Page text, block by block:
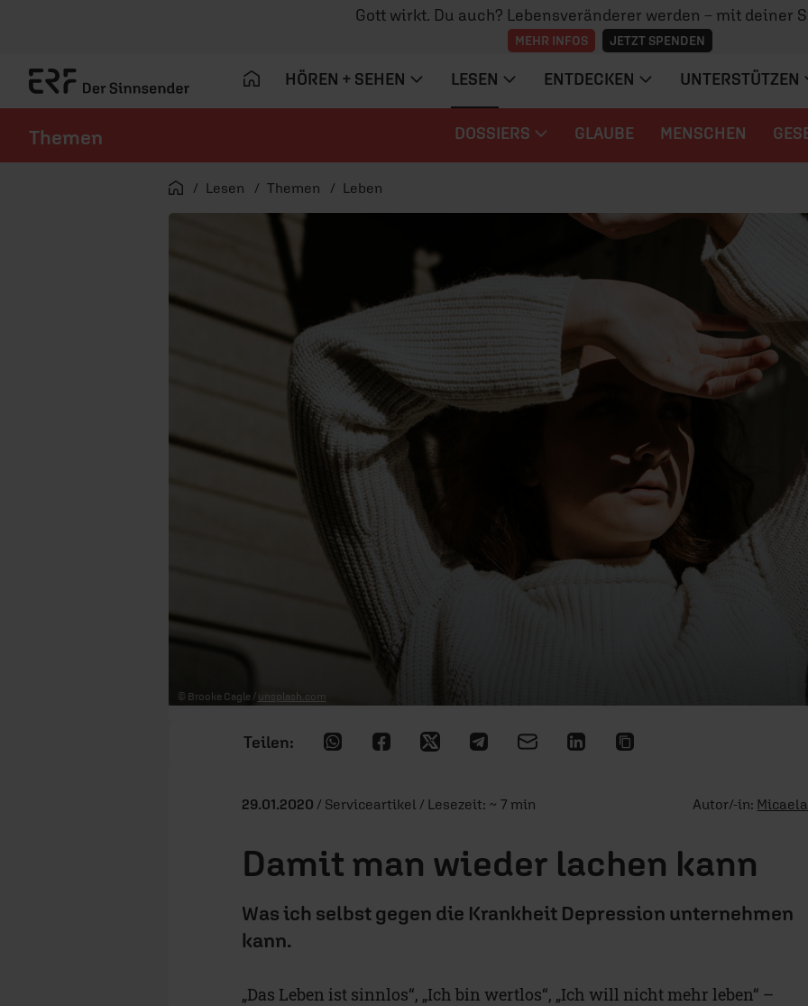
Gott wirkt. Du auch? Lebensveränderer werden – mit deiner
MEHR INFOS JETZT SPENDEN
HÖREN + SEHEN LESEN ENTDECKEN UNTERSTÜTZEN
Themen DOSSIERS GLAUBE MENSCHEN
Startseite
Lesen Themen Leben
© Brooke Cagle / unsplash.com
29.01.2020 / Serviceartikel / Lesezeit: ~ 7 min Autor/-in:
Damit man wieder lachen kann
Was ich selbst gegen die Krankheit Depression unternehmen
kann.
„Das Leben ist sinnlos“, „Ich bin wertlos“, „Ich will nicht mehr leben“ –